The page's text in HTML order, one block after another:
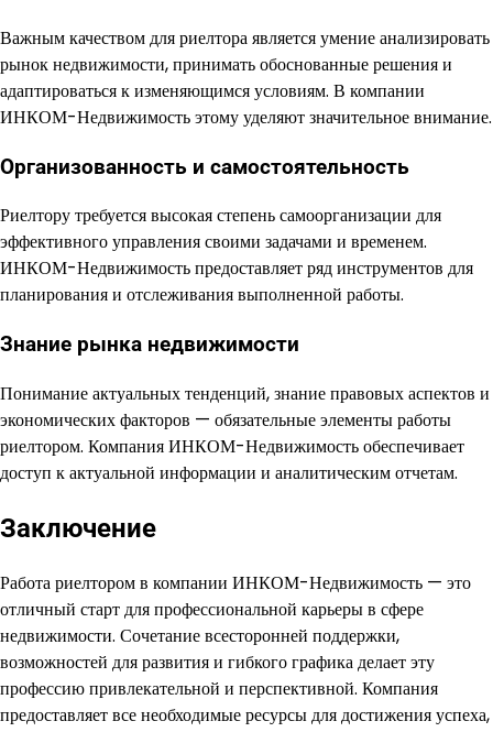
Важным качеством для риелтора является умение анализировать
рынок недвижимости, принимать обоснованные решения и
адаптироваться к изменяющимся условиям. В компании
ИНКОМ-Недвижимость этому уделяют значительное внимание.
Организованность и самостоятельность
Риелтору требуется высокая степень самоорганизации для
эффективного управления своими задачами и временем.
ИНКОМ-Недвижимость предоставляет ряд инструментов для
планирования и отслеживания выполненной работы.
Знание рынка недвижимости
Понимание актуальных тенденций, знание правовых аспектов и
экономических факторов — обязательные элементы работы
риелтором. Компания ИНКОМ-Недвижимость обеспечивает
доступ к актуальной информации и аналитическим отчетам.
Заключение
Работа риелтором в компании ИНКОМ-Недвижимость — это
отличный старт для профессиональной карьеры в сфере
недвижимости. Сочетание всесторонней поддержки,
возможностей для развития и гибкого графика делает эту
профессию привлекательной и перспективной. Компания
предоставляет все необходимые ресурсы для достижения успеха,